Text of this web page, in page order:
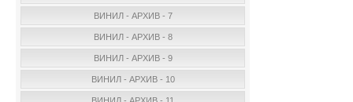
ВИНИЛ - АРХИВ - 7
ВИНИЛ - АРХИВ - 8
ВИНИЛ - АРХИВ - 9
ВИНИЛ - АРХИВ - 10